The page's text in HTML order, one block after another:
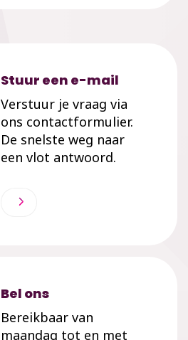
Stuur een e-mail
Verstuur je vraag via
ons contactformulier.
De snelste weg naar
een vlot antwoord.
Bel ons
Bereikbaar van
maandag tot en met